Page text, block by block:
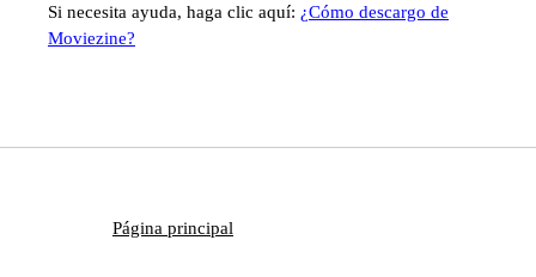
Si necesita ayuda, haga clic aquí: ¿Cómo descargo de
Moviezine?
Página principal